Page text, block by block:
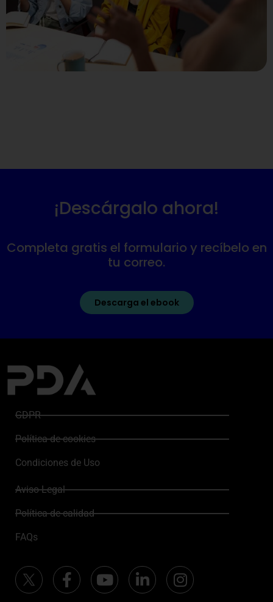
¡Descárgalo ahora!
Completa gratis el formulario y recíbelo en
tu correo.
Descarga el ebook
GDPR
Política de cookies
Condiciones de Uso
Aviso Legal
Política de calidad
FAQs